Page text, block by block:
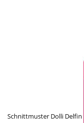
Schnittmuster Dolli Delfin